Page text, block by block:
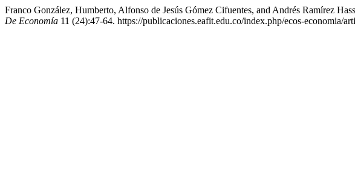
Franco González, Humberto, Alfonso de Jesús Gómez Cifuentes, and Andrés Ramírez
De Economía 11 (24):47-64. https://publicaciones.eafit.edu.co/index.php/ecos-economia/